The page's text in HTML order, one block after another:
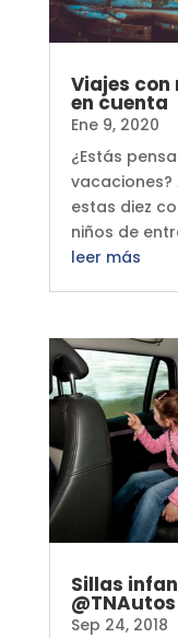
Viajes con
en cuenta
Ene 9, 2020
¿Estás
vacaciones?
estas diez
niños de
leer más
Sillas
@TNAutos
Sep 24, 2018